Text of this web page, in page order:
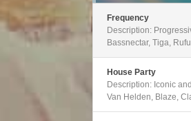
Frequency
Description:
Bassnectar, Tiga,
House Party
Description: Iconic
Van Helden, Blaze,